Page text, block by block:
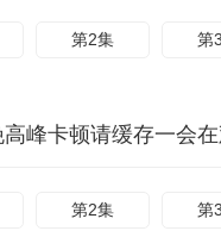
第2集 第
高峰卡顿请缓存一会
第2集 第